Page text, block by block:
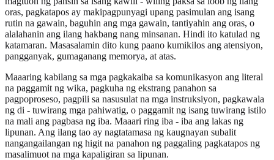
oras, pagkatapos ay makipagpunyagi upang pasimulan ang isang
rutin na gawain, baguhin ang mga gawain, tantiyahin ang oras, o
alalahanin ang ilang hakbang nang minsanan. Hindi ito katulad ng
katamaran. Masasalamin dito kung paano kumikilos ang atensiyon,
pangganyak, gumaganang memorya, at atas.
Maaaring kabilang sa mga pagkakaiba sa komunikasyon ang literal
na paggamit ng wika, pagkuha ng ekstrang panahon sa
pagpoproseso, pagpili sa nasusulat na mga instruksiyon, pagkawala
ng di - tuwirang mga pahiwatig, o paggamit ng isang tuwirang istilo
na mali ang pagbasa ng iba. Maaari ring iba - iba ang lakas ng
lipunan. Ang ilang tao ay nagtatamasa ng kaugnayan subalit
nangangailangan ng higit na panahon ng paggaling pagkatapos ng
masalimuot na mga kapaligiran sa lipunan.